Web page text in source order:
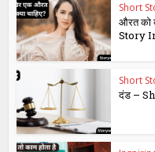
Short
औरत को
Story
Short
दंड –